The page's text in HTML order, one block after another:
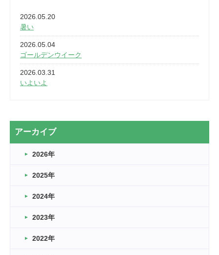
2026.05.20
暑い
2026.05.04
ゴールデンウイーク
2026.03.31
いよいよ
2026.03.20
なぎなた
2026.03.16
車いすバスケとRくんのお話
卒業・卒園の季節★
2026.03.11
アーカイブ
2026年
2025年
2024年
2023年
2022年